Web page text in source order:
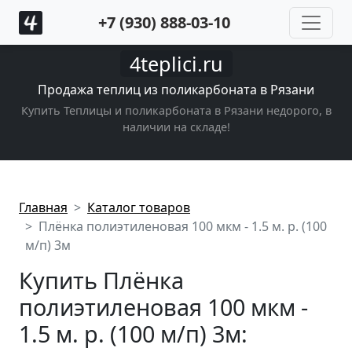
+7 (930) 888-03-10
4teplici.ru
Продажа теплиц из поликарбоната в Рязани
Купить Теплицы и поликарбоната в Рязани недорого, в
наличии на складе!
Главная
Каталог товаров
Плёнка полиэтиленовая 100 мкм - 1.5 м. р. (100
м/п) 3м
Купить Плёнка
полиэтиленовая 100 мкм -
1.5 м. р. (100 м/п) 3м: